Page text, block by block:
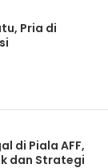
Pria di
di Piala AFF,
dan Strategi